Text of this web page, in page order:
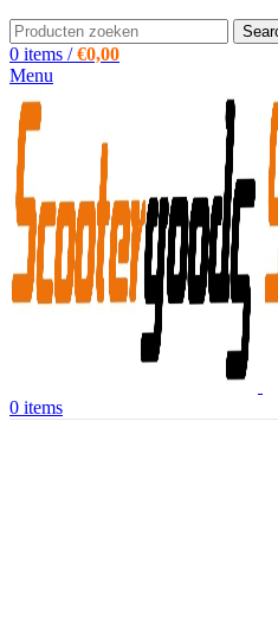
0 items / €0,00
Menu
0 items